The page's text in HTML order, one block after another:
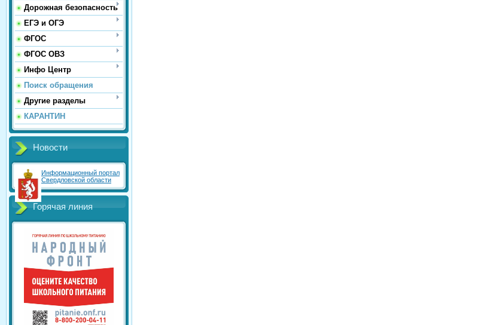
Дорожная безопасность
ЕГЭ и ОГЭ
ФГОС
ФГОС ОВЗ
Инфо Центр
Поиск обращения
Другие разделы
КАРАНТИН
Новости
Информационный портал
Свердловской области
Горячая линия